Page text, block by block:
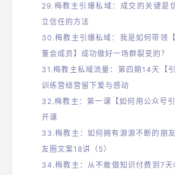
29.梅教主引爆私域：成交的关键是
立信任的方法
30 .梅教主引爆私域：我是如何带领
董会成员】成功做好一场群裂变的？
31 .梅教主私域流量：第四期14天【
训练营结营留下爱与感动
32 .梅教主：第一课【如何用公众号
开课
33.梅教主：如何拥有源源不断的朋
友圈文案18讲（5）
34.梅教主：从不敢做知识付费到7